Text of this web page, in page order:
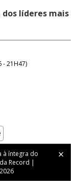
líderes mais
- 21H47)
à íntegra do
Record |
eliminação
como El